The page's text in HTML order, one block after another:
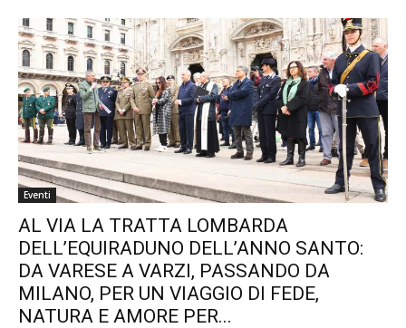
Eventi
AL VIA LA TRATTA LOMBARDA
DELL’EQUIRADUNO DELL’ANNO SANTO:
DA VARESE A VARZI, PASSANDO DA
MILANO, PER UN VIAGGIO DI FEDE,
NATURA E AMORE PER...